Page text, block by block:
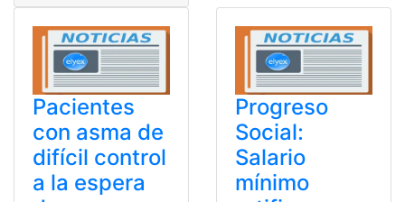
Pacientes
con asma de
difícil control
a la espera
Progreso
Social:
Salario
mínimo